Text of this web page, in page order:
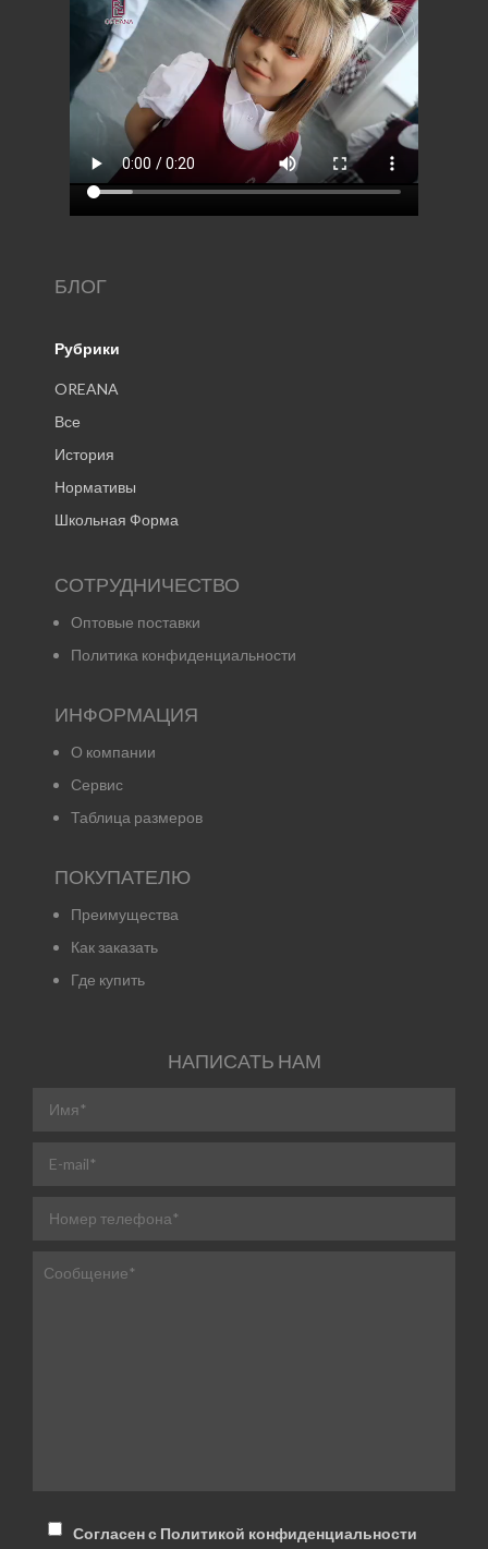
БЛОГ
Рубрики
OREANA
Все
История
Нормативы
Школьная Форма
СОТРУДНИЧЕСТВО
Оптовые поставки
Политика конфиденциальности
ИНФОРМАЦИЯ
О компании
Сервис
Таблица размеров
ПОКУПАТЕЛЮ
Преимущества
Как заказать
Где купить
НАПИСАТЬ НАМ
Согласен с Политикой конфиденциальности